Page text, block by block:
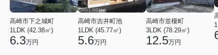
高崎市下之城町
1LDK (42.38㎡)
6.3万円
高崎市吉井町池
1LDK (45.77㎡)
5.6万円
高崎市並榎町
3LDK (78.29㎡)
12.5万円